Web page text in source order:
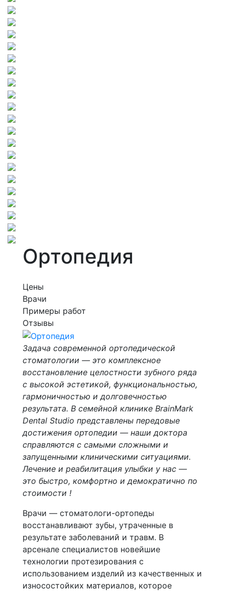
Ортопедия
Цены
Врачи
Примеры работ
Отзывы
Задача современной ортопедической
стоматологии — это комплексное
восстановление целостности зубного ряда
с высокой эстетикой, функциональностью,
гармоничностью и долговечностью
результата. В семейной клинике BrainMark
Dental Studio представлены передовые
достижения ортопедии — наши доктора
справляются с самыми сложными и
запущенными клиническими ситуациями.
Лечение и реабилитация улыбки у нас —
это быстро, комфортно и демократично по
стоимости !
Врачи — стоматологи-ортопеды
восстанавливают зубы, утраченные в
результате заболеваний и травм. В
арсенале специалистов новейшие
технологии протезирования с
использованием изделий из качественных и
износостойких материалов, которое